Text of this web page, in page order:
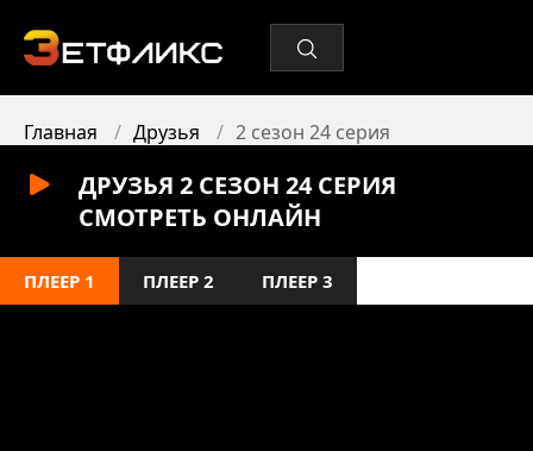
Главная Друзья 2 сезон 24 серия
ДРУЗЬЯ 2 СЕЗОН 24 СЕРИЯ
СМОТРЕТЬ ОНЛАЙН
ПЛЕЕР 1 ПЛЕЕР 2 ПЛЕЕР 3